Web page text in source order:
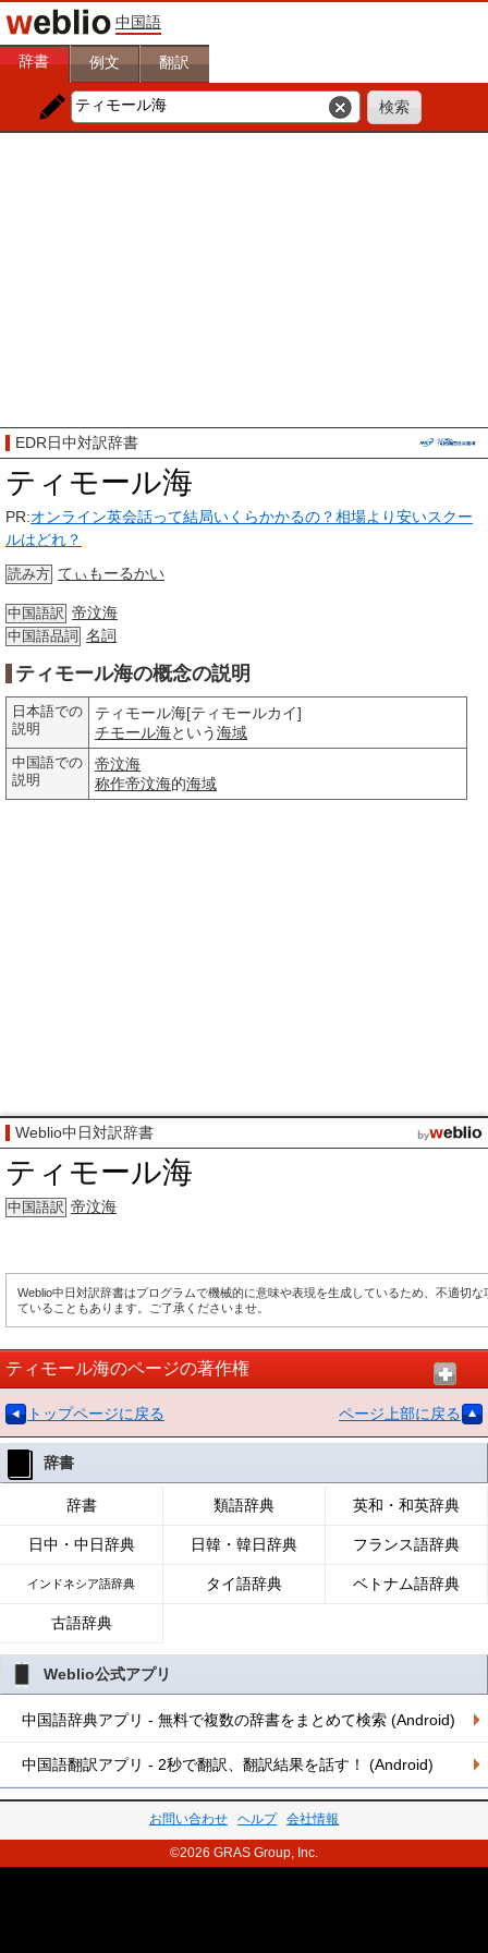
中国語
辞書 例文 翻訳
EDR日中対訳辞書
ティモール海
PR:オンライン英会話って結局いくらかかるの？相場より安いスクー
ルはどれ？
読み方 てぃもーるかい
中国語訳 帝汶海
中国語品詞 名詞
ティモール海の概念の説明
日本語での
説明
ティモール海[ティモールカイ]
チモール海という海域
中国語での
説明
帝汶海
称作帝汶海的海域
Weblio中日対訳辞書
ティモール海
中国語訳 帝汶海
Weblio中日対訳辞書はプログラムで機械的に意味や表現を生成しているため、不適切な
ていることもあります。ご了承くださいませ。
ティモール海のページの著作権
トップページに戻る ページ上部に戻る
辞書
辞書 類語辞典 英和・和英辞典
日中・中日辞典 日韓・韓日辞典 フランス語辞典
インドネシア語辞典 タイ語辞典 ベトナム語辞典
古語辞典
Weblio公式アプリ
中国語辞典アプリ - 無料で複数の辞書をまとめて検索 (Android)
中国語翻訳アプリ - 2秒で翻訳、翻訳結果を話す！ (Android)
お問い合わせ ヘルプ 会社情報
©2026 GRAS Group, Inc.